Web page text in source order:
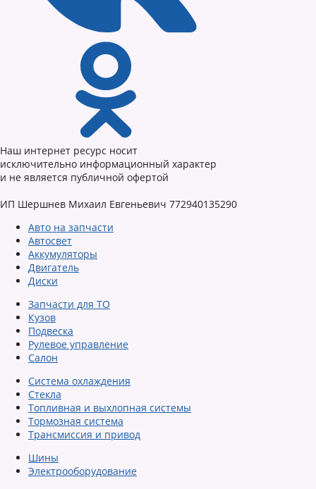
Наш интернет ресурс носит
исключительно информационный характер
и не является публичной офертой
ИП Шершнев Михаил Евгеньевич 772940135290
Авто на запчасти
Автосвет
Аккумуляторы
Двигатель
Диски
Запчасти для ТО
Кузов
Подвеска
Рулевое управление
Салон
Система охлаждения
Стекла
Топливная и выхлопная системы
Тормозная система
Трансмиссия и привод
Шины
Электрооборудование